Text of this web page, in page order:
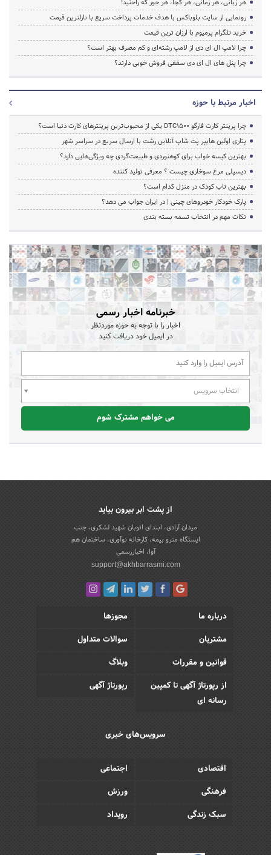
رونمایی از سایت بلوباکس با هدف خدمات پرداخت سریع با نازلترین قیمت
خرید تلگرام پرمیوم با ارزان ترین قیمت
چرا لامپ ال ای دی از لامپ رشته‌ای و کم مصرف بهتر است؟
چرا پنل های ال ای دی سقفی فروش خوبی دارند؟
اخبار مرتبط با حوزه
چرا پرینتر کارت فارگو DTC1500 یکی از محبوب‌ترین پرینترهای کارت دنیا است؟
پتاری اولین هایپر پت شاپ آنلاین رشت با ارسال سریع در سراسر شهر
بهترین کیسه خواب برای کوهنوردی و طبیعت‌گردی چه ویژگی‌هایی دارد؟
دیسپلی مرغ سوخاری چیست ؟ معرفی تولید کننده
بهترین تاب کودک در منزل کدام است؟
پارک خودکار خودروهای چینی | در ایران جواب می دهد؟
نکات مهم در انتخاب تسمه بسته بندی
خبرنامه اخبار رسمی
اخبار را با توجه به حوزه موردنظر
در ایمیل خود دریافت کنید
انتخاب سرویس
می خواهم مشترک شوم
از پشت ابر بیرون بیاید
میدان آزادی، ابتدای اتوبان شهید لشکری، جنب
ایستگاه مترو بیمه، کارخانه نوآوری، ساختمان هم
آوا، اخباررسمی
support@akhbarrasmi.com
درباره ما
مجوزها
مشتریان
سوالات متداول
قوانین و مقررات
وبلاگ
از رپورتاژ آگهی تا کمپین
رسانه ای
رپورتاژ آگهی
سرویس‌های خبری
اقتصادی
اجتماعی
فرهنگی
ورزش
سبک زندگی
رویداد